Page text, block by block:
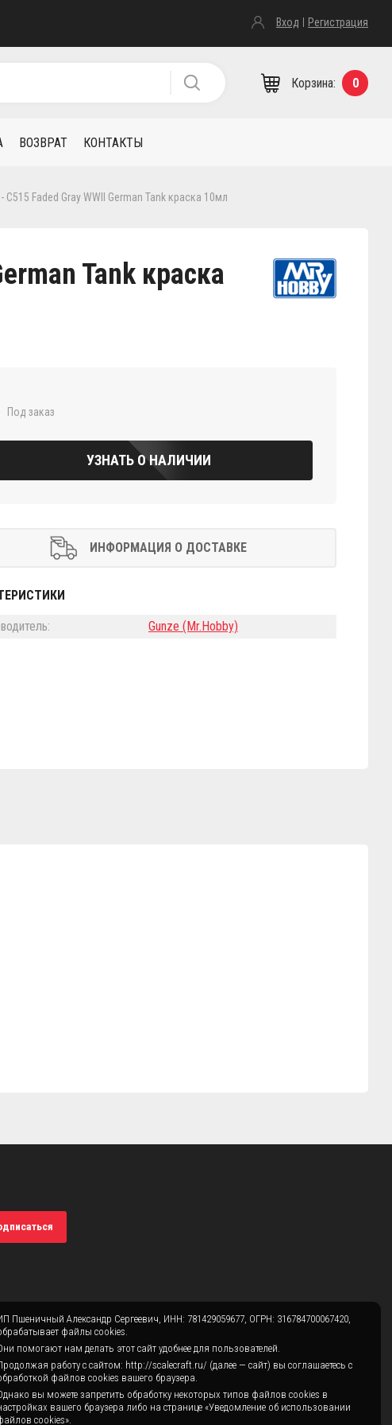
Вход Регистрация
0
Корзина:
ВОЗВРАТ КОНТАКТЫ
C515 Faded Gray WWII German Tank краска 10мл
Tank краска
Под заказ
УЗНАТЬ О НАЛИЧИИ
ИНФОРМАЦИЯ О ДОСТАВКЕ
Gunze (Mr.Hobby)
Пшеничный Александр Сергеевич, ИНН: 781429059677, ОГРН: 316784700067420,
файлы cookies.
помогают нам делать этот сайт удобнее для пользователей.
работу с сайтом: http://scalecraft.ru/ (далее — сайт) вы соглашаетесь с
файлов cookies вашего браузера.
вы можете запретить обработку некоторых типов файлов cookies в
вашего браузера либо на странице «Уведомление об использовании
cookies».